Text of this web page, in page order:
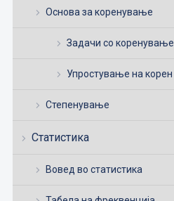
Основа за коренување
Задачи со коренување
Упростување на корен
Степенување
Статистика
Вовед во статистика